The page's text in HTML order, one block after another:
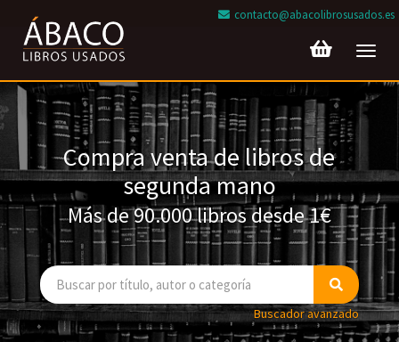
contacto@abacolibrosusados.es
Compra venta de libros de
segunda mano
Más de 90.000 libros desde 1€
Buscador avanzado